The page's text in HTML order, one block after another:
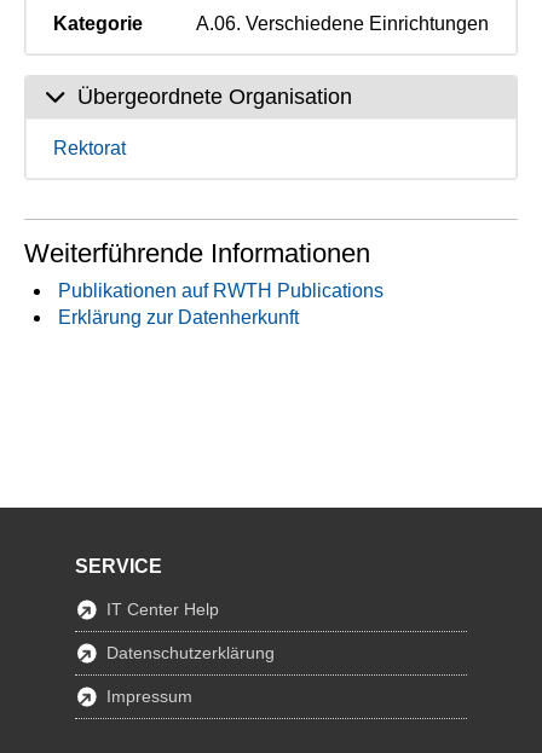
Kategorie A.06. Verschiedene Einrichtungen
Übergeordnete Organisation
Rektorat
Weiterführende Informationen
Publikationen auf RWTH Publications
Erklärung zur Datenherkunft
SERVICE
IT Center Help
Datenschutzerklärung
Impressum